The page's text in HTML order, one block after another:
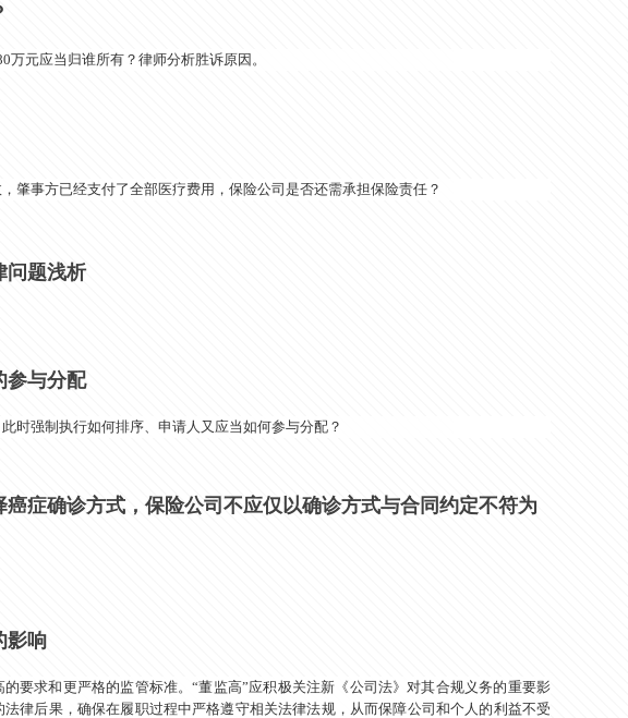
元应当归谁所有？律师分析胜诉原因。
肇事方已经支付了全部医疗费用，保险公司是否还需承担保险责任？
问题浅析
参与分配
时强制执行如何排序、申请人又应当如何参与分配？
症确诊方式，保险公司不应仅以确诊方式与合同约定不符为
影响
要求和更严格的监管标准。“董监高”应积极关注新《公司法》对其合规义务的重要影
律后果，确保在履职过程中严格遵守相关法律法规，从而保障公司和个人的利益不受